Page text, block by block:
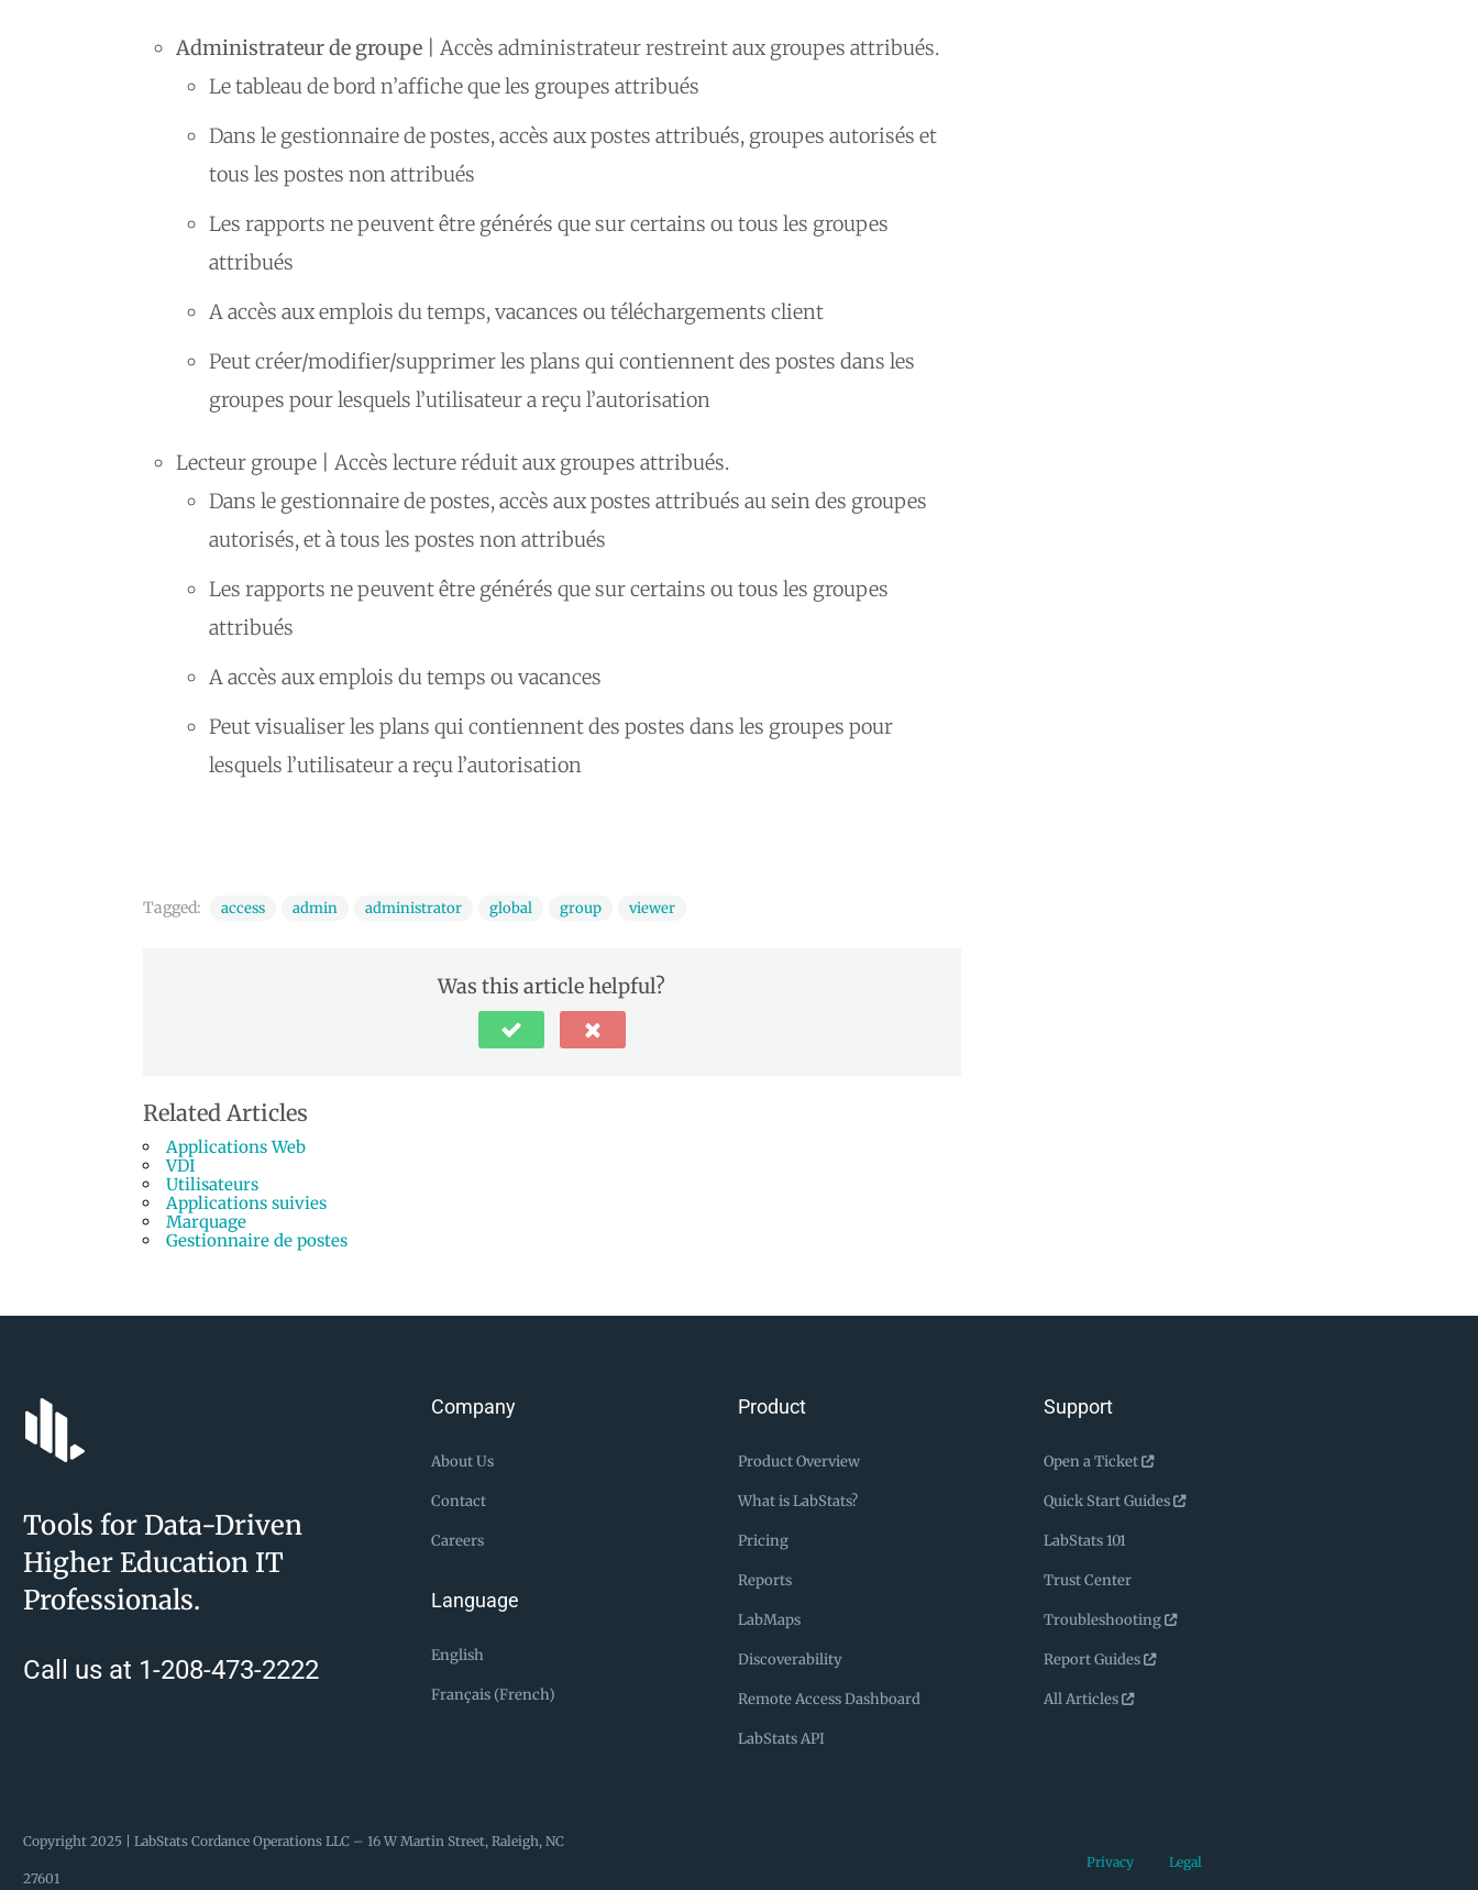
Administrateur de groupe | Accès administrateur restreint aux groupes attribués.
Le tableau de bord n’affiche que les groupes attribués
Dans le gestionnaire de postes, accès aux postes attribués, groupes autorisés et
tous les postes non attribués
Les rapports ne peuvent être générés que sur certains ou tous les groupes
attribués
A accès aux emplois du temps, vacances ou téléchargements client
Peut créer/modifier/supprimer les plans qui contiennent des postes dans les
groupes pour lesquels l’utilisateur a reçu l’autorisation
Lecteur groupe | Accès lecture réduit aux groupes attribués.
Dans le gestionnaire de postes, accès aux postes attribués au sein des groupes
autorisés, et à tous les postes non attribués
Les rapports ne peuvent être générés que sur certains ou tous les groupes
attribués
A accès aux emplois du temps ou vacances
Peut visualiser les plans qui contiennent des postes dans les groupes pour
lesquels l’utilisateur a reçu l’autorisation
Tagged: access admin administrator global group viewer
Was this article helpful?
Related Articles
Applications Web
VDI
Utilisateurs
Applications suivies
Marquage
Gestionnaire de postes
Tools for Data-Driven
Higher Education IT
Professionals.
Call us at 1-208-473-2222
Company
About Us
Contact
Careers
Language
English
Français (French)
Product
Product Overview
What is LabStats?
Pricing
Reports
LabMaps
Discoverability
Remote Access Dashboard
LabStats API
Support
Open a Ticket
Quick Start Guides
LabStats 101
Trust Center
Troubleshooting
Report Guides
All Articles
Copyright 2025 | LabStats Cordance Operations LLC – 16 W Martin Street, Raleigh, NC
27601
Privacy Legal